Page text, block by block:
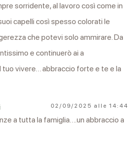
sorridente, al lavoro così come in
capelli così spesso colorati le
che potevi solo ammirare. Da
e continuerò ai a
tuo vivere… abbraccio forte e te e la
02/09/2025 alle 14:44
a tutta la famiglia….un abbraccio a